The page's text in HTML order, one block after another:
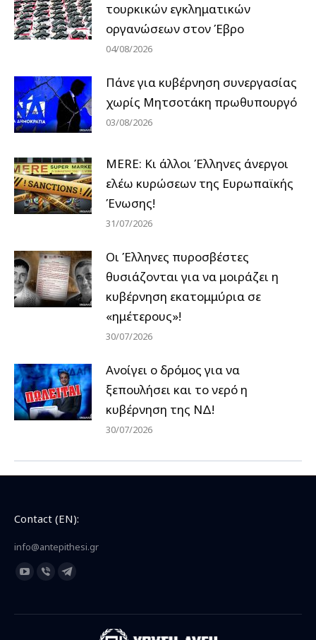
τουρκικών εγκληματικών
οργανώσεων στον Έβρο
04/08/2026
Πάνε για κυβέρνηση συνεργασίας
χωρίς Μητσοτάκη πρωθυπουργό
03/08/2026
MERE: Κι άλλοι Έλληνες άνεργοι
ελέω κυρώσεων της Ευρωπαϊκής
Ένωσης!
31/07/2026
Οι Έλληνες πυροσβέστες
θυσιάζονται για να μοιράζει η
κυβέρνηση εκατομμύρια σε
«ημέτερους»!
30/07/2026
Ανοίγει ο δρόμος για να
ξεπουλήσει και το νερό η
κυβέρνηση της ΝΔ!
30/07/2026
Contact (EN):
info@antepithesi.gr
Find us on:
YouTube
opens
Viber
opens
Telegram
opens